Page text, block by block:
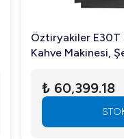
Öztiryakiler
Kahve Makinesi,
₺ 60,399.18